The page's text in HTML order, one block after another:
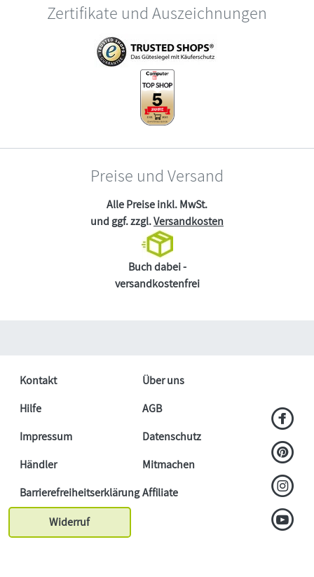
Zertifikate und Auszeichnungen
Preise und Versand
Alle Preise inkl. MwSt.
und ggf. zzgl.Versandkosten
Buch dabei -
versandkostenfrei
Kontakt
Über uns
Hilfe
AGB
Impressum
Datenschutz
Händler
Mitmachen
BarrierefreiheitserklärungAffiliate
Widerruf